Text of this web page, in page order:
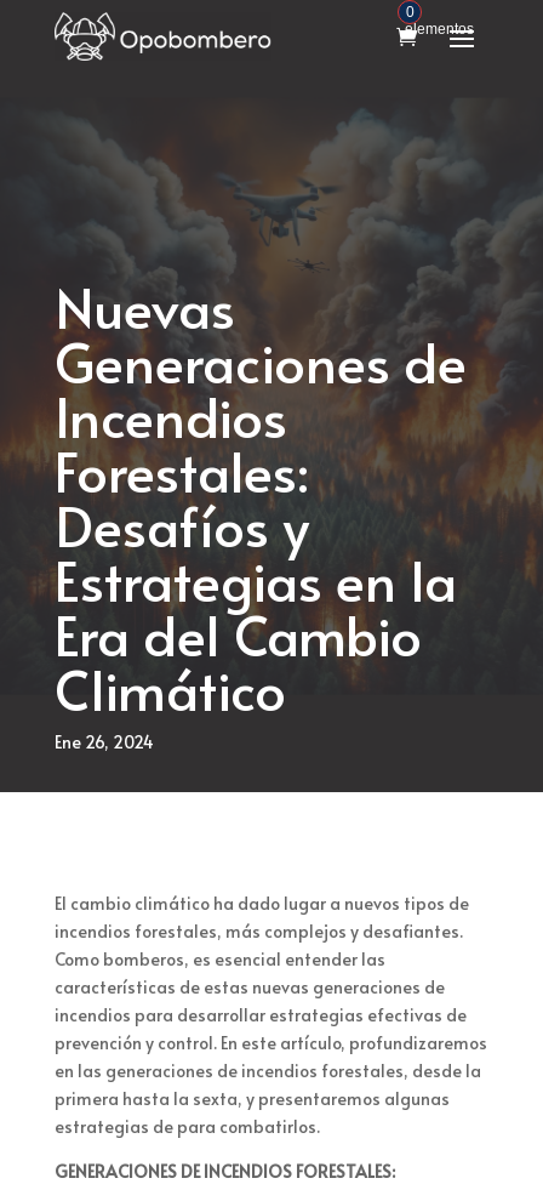
0
elementos
Nuevas
Generaciones de
Incendios
Forestales:
Desafíos y
Estrategias en la
Era del Cambio
Climático
Ene 26, 2024
El cambio climático ha dado lugar a nuevos tipos de
incendios forestales, más complejos y desafiantes.
Como bomberos, es esencial entender las
características de estas nuevas generaciones de
incendios para desarrollar estrategias efectivas de
prevención y control. En este artículo, profundizaremos
en las generaciones de incendios forestales, desde la
primera hasta la sexta, y presentaremos algunas
estrategias de para combatirlos.
GENERACIONES DE INCENDIOS FORESTALES: